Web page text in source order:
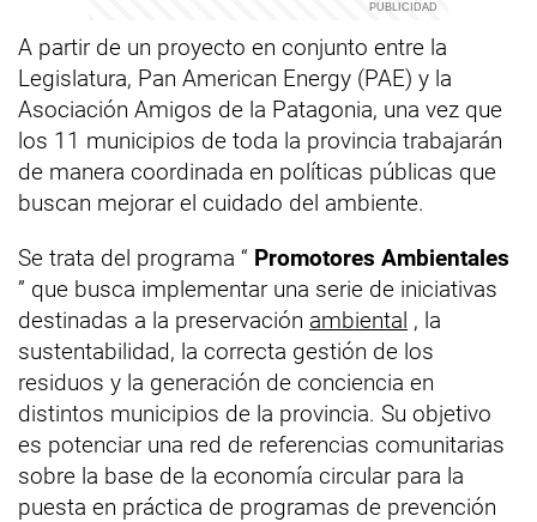
A partir de un proyecto en conjunto entre la
Legislatura, Pan American Energy (PAE) y la
Asociación Amigos de la Patagonia, una vez que
los 11 municipios de toda la provincia trabajarán
de manera coordinada en políticas públicas que
buscan mejorar el cuidado del ambiente.
Se trata del programa “ Promotores Ambientales
” que busca implementar una serie de iniciativas
destinadas a la preservación ambiental , la
sustentabilidad, la correcta gestión de los
residuos y la generación de conciencia en
distintos municipios de la provincia. Su objetivo
es potenciar una red de referencias comunitarias
sobre la base de la economía circular para la
puesta en práctica de programas de prevención